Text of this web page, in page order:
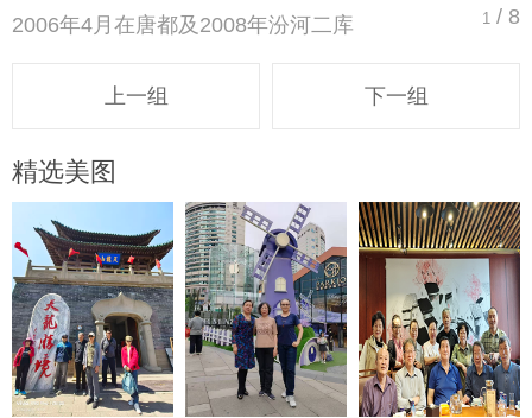
1 / 8
2006年4月在唐都及2008年汾河二库
上一组 下一组
精选美图